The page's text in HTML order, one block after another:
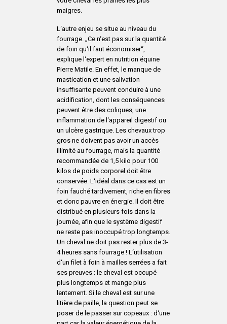
maigres.
L‘autre enjeu se situe au niveau du
fourrage. „Ce n‘est pas sur la quantité
de foin qu‘il faut économiser“,
explique l‘expert en nutrition équine
Pierre Matile. En effet, le manque de
mastication et une salivation
insuffisante peuvent conduire à une
acidification, dont les conséquences
peuvent être des coliques, une
inflammation de l‘appareil digestif ou
un ulcère gastrique. Les chevaux trop
gros ne doivent pas avoir un accès
illimité au fourrage, mais la quantité
recommandée de 1,5 kilo pour 100
kilos de poids corporel doit être
conservée. L‘idéal dans ce cas est un
foin fauché tardivement, riche en fibres
et donc pauvre en énergie. Il doit être
distribué en plusieurs fois dans la
journée, afin que le système digestif
ne reste pas inoccupé trop longtemps.
Un cheval ne doit pas rester plus de 3-
4 heures sans fourrage ! L‘utilisation
d‘un filet à foin à mailles serrées a fait
ses preuves : le cheval est occupé
plus longtemps et mange plus
lentement. Si le cheval est sur une
litière de paille, la question peut se
poser de le passer sur copeaux : d‘une